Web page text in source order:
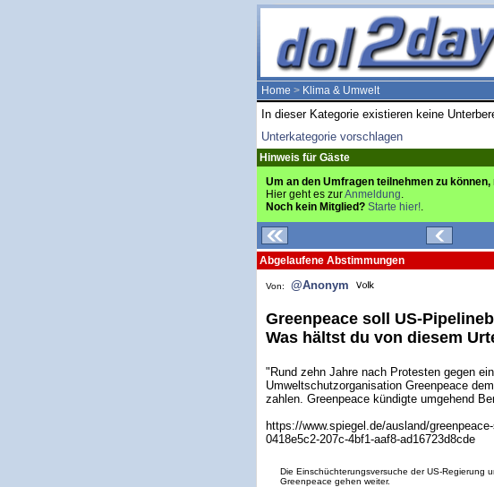
Home > Klima & Umwelt
In dieser Kategorie existieren keine
Unterkategorie vorschlagen
Hinweis für Gäste
Um an den Umfragen teilnehmen zu
Hier geht es zurAnmeldung.
Noch kein Mitglied? Starte hier!.
Abgelaufene Abstimmungen
Von: @Anonym
Greenpeace soll US-
Was hältst du von diesem
"Rund zehn Jahre nach Protesten gegen
Umweltschutzorganisation Greenpeace
zahlen. Greenpeace kündigte umgehend
https://www.spiegel.de/ausland/
0418e5c2-207c-4bf1-aaf8-ad16723d8cde
Die Einschüchterungsversuche der US-Regierung
Greenpeace gehen weiter.